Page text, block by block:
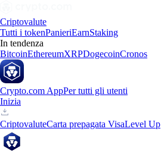
Criptovalute
Tutti i tokenPanieriEarnStaking
In tendenza
BitcoinEthereumXRPDogecoinCronos
Crypto.com AppPer tutti gli utenti
Inizia
CriptovaluteCarta prepagata VisaLevel Up